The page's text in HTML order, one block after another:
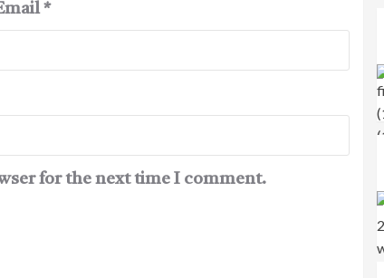
*
for the next time I comment.